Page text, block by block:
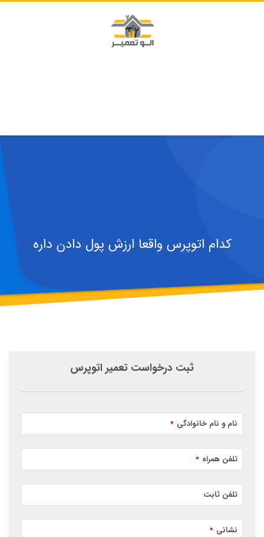
کدام اتوپرس واقعا ارزش پول دادن داره
ثبت درخواست تعمیر اتوپرس
نام و نام خانوادگی *
تلفن همراه *
تلفن ثابت
نشانی *